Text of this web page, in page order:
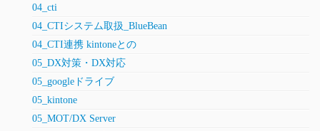
04_cti
04_CTIシステム取扱_BlueBean
04_CTI連携 kintoneとの
05_DX対策・DX対応
05_googleドライブ
05_kintone
05_MOT/DX Server